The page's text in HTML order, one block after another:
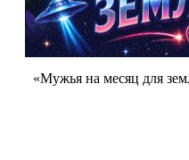
«Мужья на месяц для